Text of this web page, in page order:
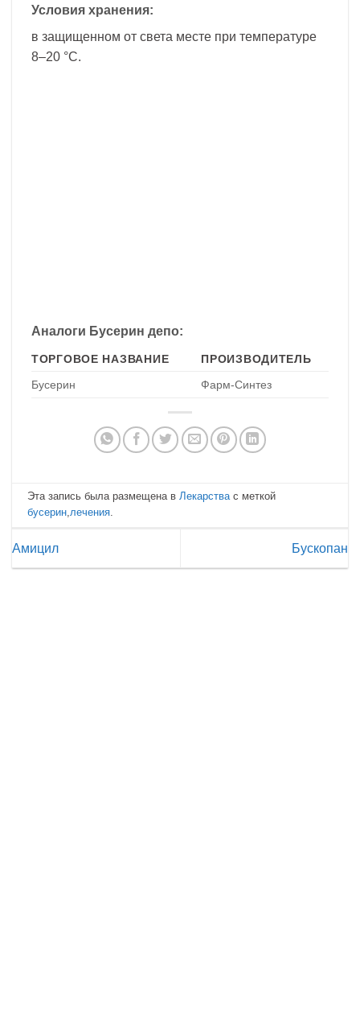
Условия хранения:
в защищенном от света месте при температуре
8–20 °C.
Аналоги Бусерин депо:
ТОРГОВОЕ НАЗВАНИЕ
ПРОИЗВОДИТЕЛЬ
Бусерин
Фарм-Синтез
Эта запись была размещена вЛекарствас меткой
бусерин,лечения.
Амицил Бускопан